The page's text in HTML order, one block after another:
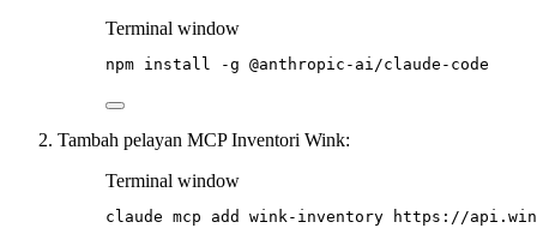
Terminal window
npm install -g @anthropic-ai/claude-code
Tambah pelayan MCP Inventori Wink:
Terminal window
claude mcp add wink-inventory https://